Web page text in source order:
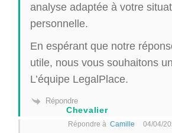
analyse adaptée à votre
personnelle.
En espérant que notre
utile, nous vous souhaitons
L’équipe LegalPlace.
Répondre
Chevalier
Répondre à Camille 04/04/